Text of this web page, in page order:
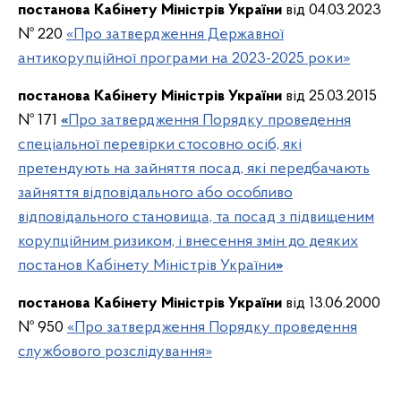
постанова Кабінету Міністрів України від 04.03.2023
№ 220 «Про затвердження Державної
антикорупційної програми на 2023-2025 роки»
постанова Кабінету Міністрів України від 25.03.2015
№ 171 «Про затвердження Порядку проведення
спеціальної перевірки стосовно осіб, які
претендують на зайняття посад, які передбачають
зайняття відповідального або особливо
відповідального становища, та посад з підвищеним
корупційним ризиком, і внесення змін до деяких
постанов Кабінету Міністрів України»
постанова Кабінету Міністрів України від 13.06.2000
№ 950 «Про затвердження Порядку проведення
службового розслідування»